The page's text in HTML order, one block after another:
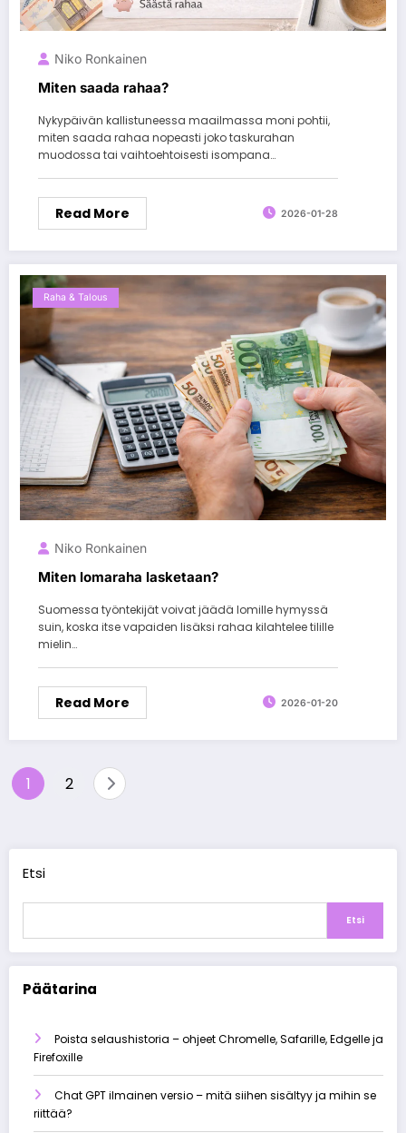
Niko Ronkainen
Miten saada rahaa?
Nykypäivän kallistuneessa maailmassa moni pohtii,
miten saada rahaa nopeasti joko taskurahan
muodossa tai vaihtoehtoisesti isompana…
Read More 2026-01-28
Raha & Talous
Niko Ronkainen
Miten lomaraha lasketaan?
Suomessa työntekijät voivat jäädä lomille hymyssä
suin, koska itse vapaiden lisäksi rahaa kilahtelee tilille
mielin…
Read More 2026-01-20
Artikkelien
1 2
Etsi
Etsi
Päätarina
Poista selaushistoria – ohjeet Chromelle, Safarille, Edgelle ja
Firefoxille
Chat GPT ilmainen versio – mitä siihen sisältyy ja mihin se
riittää?